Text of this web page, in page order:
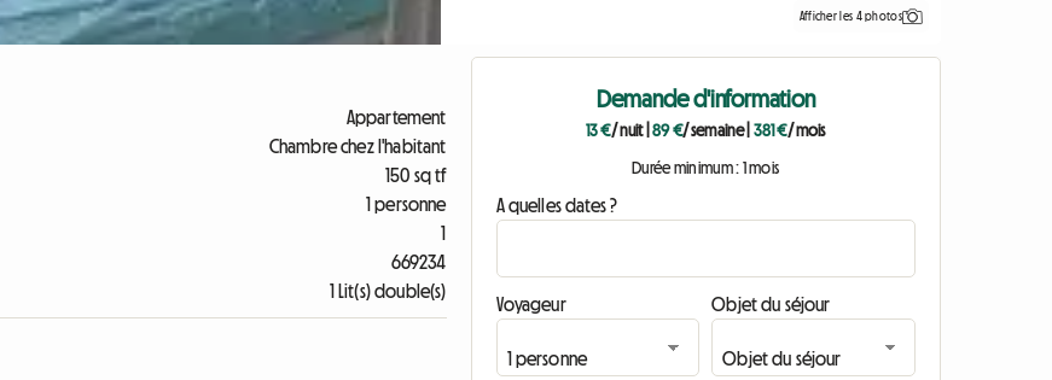
Afficher les 4 photos
Appartement
Chambre chez l'habitant
150 sq tf
1 personne
1
669234
1 Lit(s) double(s)
Demande d'information
13 €/ nuit|89 €/ semaine| 381 €/ mois
Durée minimum : 1 mois
A quelles dates ?
Voyageur Objet du séjour